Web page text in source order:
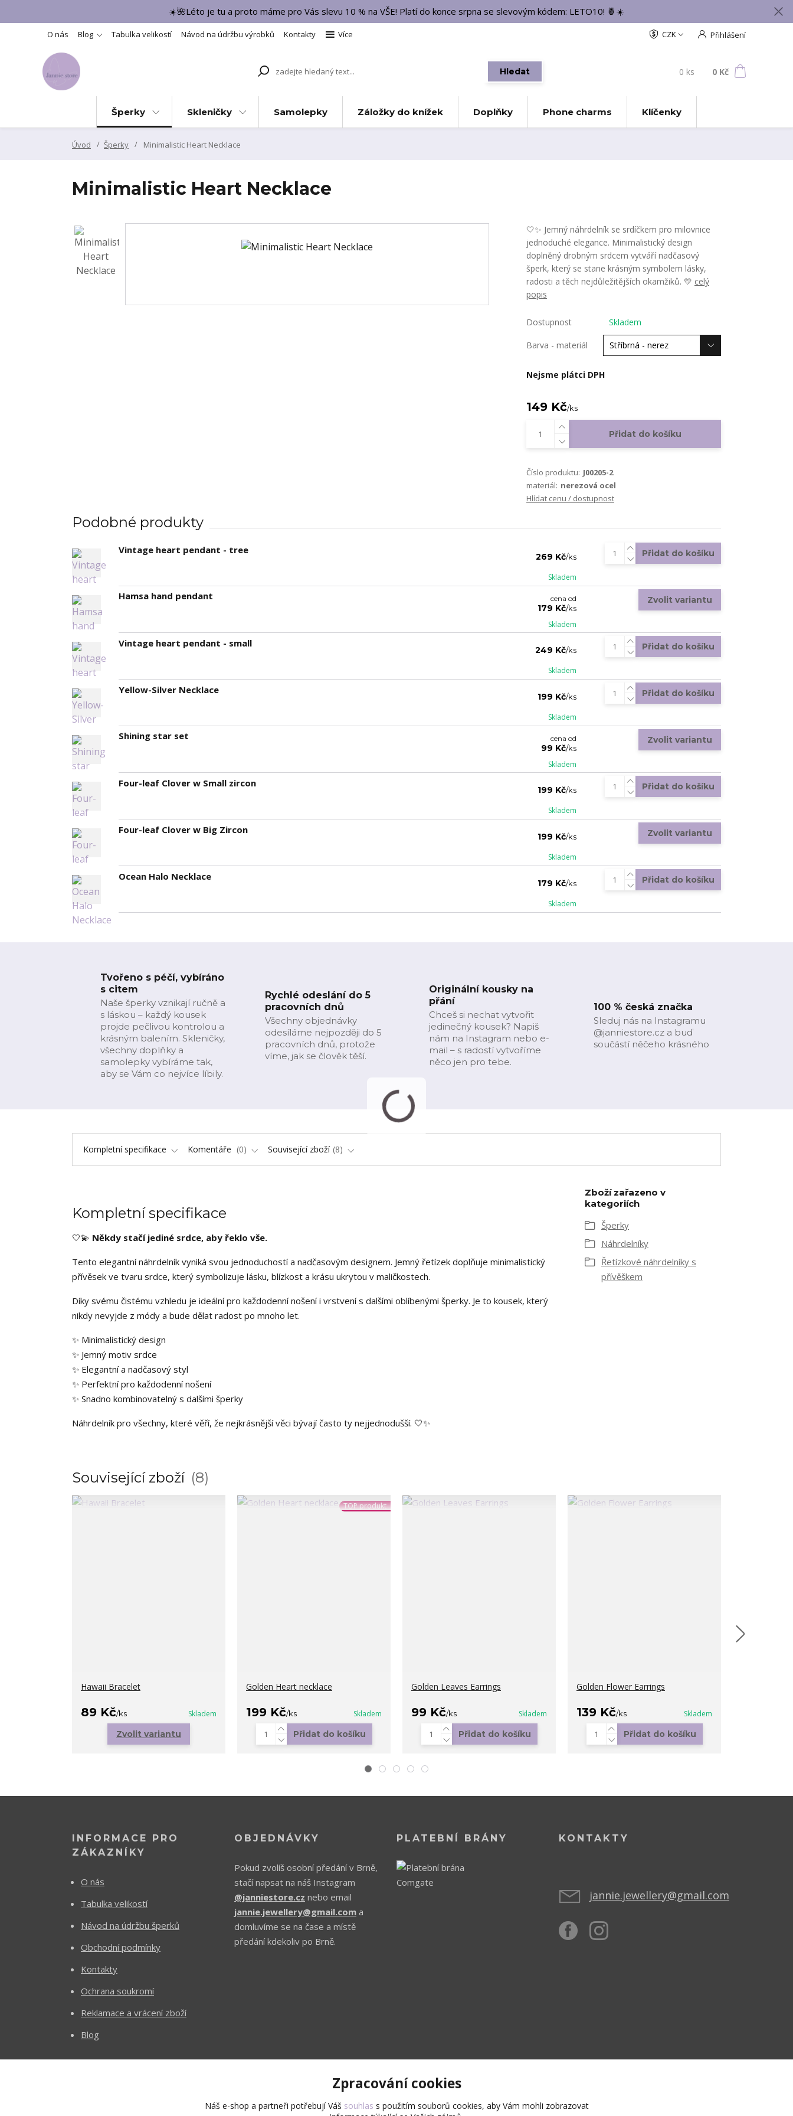
☀️🌺Léto je tu a proto máme pro Vás slevu 10 % na VŠE! Platí do konce srpna se slevovým kódem: LETO10! 🍍☀️
O nás Blog Tabulka velikostí Návod na údržbu výrobků Kontakty Více CZK Přihlášení
Hledat 0 ks 0 Kč
Šperky Skleničky Samolepky Záložky do knížek Doplňky Phone charms Klíčenky
Úvod Šperky Minimalistic Heart Necklace
Minimalistic Heart Necklace
🤍✨ Jemný náhrdelník se srdíčkem pro milovnice
jednoduché elegance. Minimalistický design
doplněný drobným srdcem vytváří nadčasový
šperk, který se stane krásným symbolem lásky,
radosti a těch nejdůležitějších okamžiků. 💛 celý
popis
Dostupnost Skladem
Barva - materiál
Nejsme plátci DPH
149 Kč/ks
Přidat do košíku
Číslo produktu: J00205-2
materiál: nerezová ocel
Hlídat cenu / dostupnost
Podobné produkty
Vintage heart pendant - tree
269 Kč/ks
Skladem
Přidat do košíku
Hamsa hand pendant cena od
179 Kč/ks
Skladem
Zvolit variantu
Vintage heart pendant - small
249 Kč/ks
Skladem
Přidat do košíku
Yellow-Silver Necklace
199 Kč/ks
Skladem
Přidat do košíku
Shining star set cena od
99 Kč/ks
Skladem
Zvolit variantu
Four-leaf Clover w Small zircon
199 Kč/ks
Skladem
Přidat do košíku
Four-leaf Clover w Big Zircon
199 Kč/ks
Skladem
Zvolit variantu
Ocean Halo Necklace
179 Kč/ks
Skladem
Přidat do košíku
Tvořeno s péčí, vybíráno
s citem
Naše šperky vznikají ručně a
s láskou – každý kousek
projde pečlivou kontrolou a
krásným balením. Skleničky,
všechny doplňky a
samolepky vybíráme tak,
aby se Vám co nejvíce líbily.
Rychlé odeslání do 5
pracovních dnů
Všechny objednávky
odesíláme nejpozději do 5
pracovních dnů, protože
víme, jak se člověk těší.
Originální kousky na
přání
Chceš si nechat vytvořit
jedinečný kousek? Napiš
nám na Instagram nebo e-
mail – s radostí vytvoříme
něco jen pro tebe.
100 % česká značka
Sleduj nás na Instagramu
@janniestore.cz a buď
součástí něčeho krásného
Kompletní specifikace Komentáře 0 Související zboží 8
Kompletní specifikace
🤍💫 Někdy stačí jediné srdce, aby řeklo vše.
Tento elegantní náhrdelník vyniká svou jednoduchostí a nadčasovým designem. Jemný řetízek doplňuje minimalistický
přívěsek ve tvaru srdce, který symbolizuje lásku, blízkost a krásu ukrytou v maličkostech.
Díky svému čistému vzhledu je ideální pro každodenní nošení i vrstvení s dalšími oblíbenými šperky. Je to kousek, který
nikdy nevyjde z módy a bude dělat radost po mnoho let.
✨ Minimalistický design
✨ Jemný motiv srdce
✨ Elegantní a nadčasový styl
✨ Perfektní pro každodenní nošení
✨ Snadno kombinovatelný s dalšími šperky
Náhrdelník pro všechny, které věří, že nejkrásnější věci bývají často ty nejjednodušší. 🤍✨
Zboží zařazeno v
kategoriích
Šperky
Náhrdelníky
Řetízkové náhrdelníky s
přívěškem
Související zboží 8
Hawaii Bracelet
89 Kč/ks Skladem
Zvolit variantu
TOP produkt
Golden Heart necklace
199 Kč/ks Skladem
Přidat do košíku
Golden Leaves Earrings
99 Kč/ks Skladem
Přidat do košíku
Golden Flower Earrings
139 Kč/ks Skladem
Přidat do košíku
INFORMACE PRO
ZÁKAZNÍKY
O nás
Tabulka velikostí
Návod na údržbu šperků
Obchodní podmínky
Kontakty
Ochrana soukromí
Reklamace a vrácení zboží
Blog
OBJEDNÁVKY
Pokud zvolíš osobní předání v Brně,
stačí napsat na náš Instagram
@janniestore.cz nebo email
jannie.jewellery@gmail.com a
domluvíme se na čase a místě
předání kdekoliv po Brně.
PLATEBNÍ BRÁNY KONTAKTY
jannie.jewellery@gmail.com
Upravit sběr cookies.
Zpracování cookies
Náš e-shop a partneři potřebují Váš souhlas s použitím souborů cookies, aby Vám mohli zobrazovat